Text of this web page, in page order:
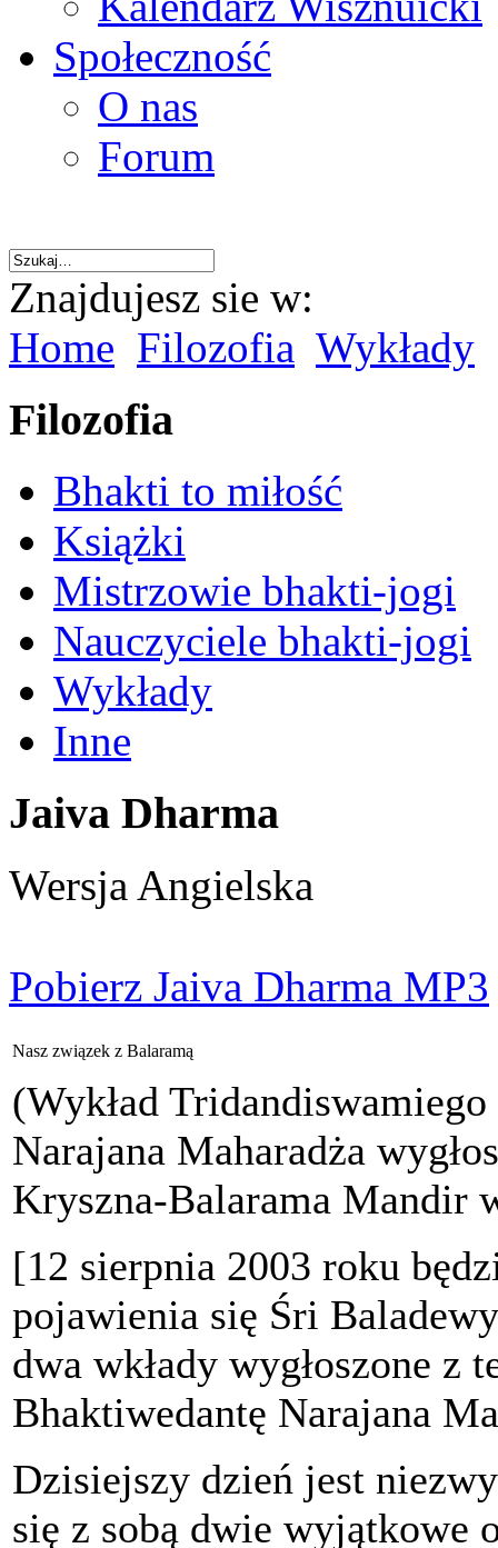
Społeczność
O nas
Forum
Znajdujesz sie w:
Home Filozofia Wykłady
Filozofia
Bhakti to miłość
Książki
Mistrzowie bhakti-jogi
Nauczyciele bhakti-jogi
Wykłady
Inne
Jaiva Dharma
Wersja Angielska
Pobierz Jaiva Dharma MP3
Nasz związek z Balaramą
(Wykład
Narajana Maharadża
Kryszna-Balarama Mandir
[12 sierpnia 2003 roku
pojawienia się Śri
dwa wkłady wygłoszone z
Bhaktiwedantę Narajana
Dzisiejszy dzień jest
się z sobą dwie wyjątkowe